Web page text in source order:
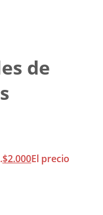
de
$2.000El precio